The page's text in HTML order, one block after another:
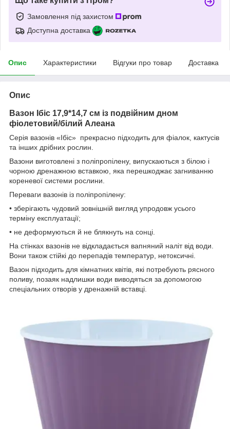
Замовлення під захистом
Доступна доставка
Опис Характеристики Відгуки про товар Доставка
Опис
Вазон Ібіс 17,9*14,7 см із подвійним дном
фіолетовий/білий Алеана
Серія вазонів «Ібіс» прекрасно підходить для фіалок, кактусів
та інших дрібних рослин.
Вазони виготовлені з поліпропілену, випускаються з білою і
чорною дренажною вставкою, яка перешкоджає загниванню
кореневої системи рослини.
Переваги вазонів із поліпропілену:
• зберігають чудовий зовнішній вигляд упродовж усього
терміну експлуатації;
• не деформуються й не блякнуть на сонці.
На стінках вазонів не відкладається вапняний наліт від води.
Вони також стійкі до перепадів температур, нетоксичні.
Вазон підходить для кімнатних квітів, які потребують рясного
поливу, позаяк надлишки води виводяться за допомогою
спеціальних отворів у дренажній вставці.